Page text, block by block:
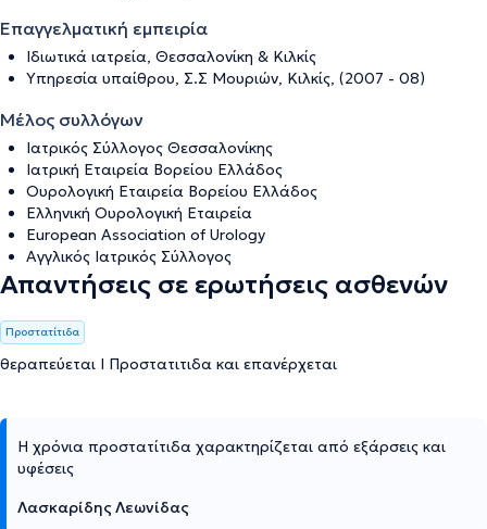
Επαγγελματική εμπειρία
Ιδιωτικά ιατρεία, Θεσσαλονίκη & Κιλκίς
Υπηρεσία υπαίθρου, Σ.Σ Μουριών, Κιλκίς, (2007 - 08)
Μέλος συλλόγων
Ιατρικός Σύλλογος Θεσσαλονίκης
Ιατρική Εταιρεία Βορείου Ελλάδος
Ουρολογική Εταιρεία Βορείου Ελλάδος
Ελληνική Ουρολογική Εταιρεία
European Association of Urology
Αγγλικός Ιατρικός Σύλλογος
Απαντήσεις σε ερωτήσεις ασθενών
Προστατίτιδα
θεραπεύεται Ι Προστατιτιδα και επανέρχεται
Η χρόνια προστατίτιδα χαρακτηρίζεται από εξάρσεις και
υφέσεις
Λασκαρίδης Λεωνίδας